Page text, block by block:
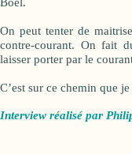
On peut tenter de
contre-courant. On fait
laisser porter par le
C’est sur ce chemin que
Interview réalisé par